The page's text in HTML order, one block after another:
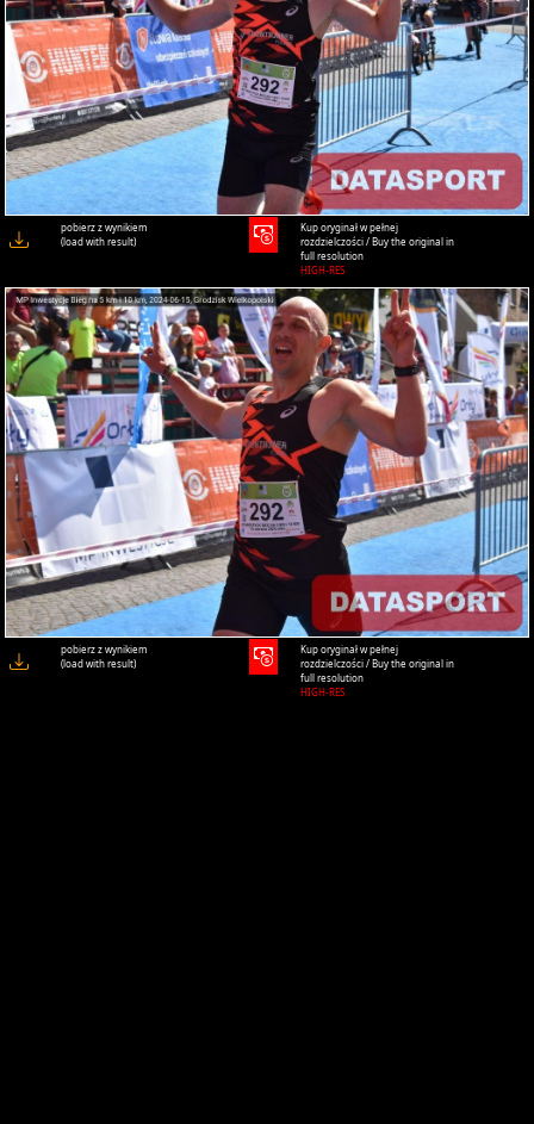
pobierz z wynikiem
(load with result)
Kup oryginał w pełnej
rozdzielczości / Buy the original in
full resolution
HIGH-RES
pobierz z wynikiem
(load with result)
Kup oryginał w pełnej
rozdzielczości / Buy the original in
full resolution
HIGH-RES